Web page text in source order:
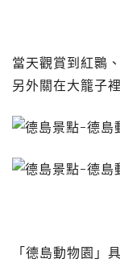
當天觀賞到紅䴉
另外關在大籠子
「德島動物園」